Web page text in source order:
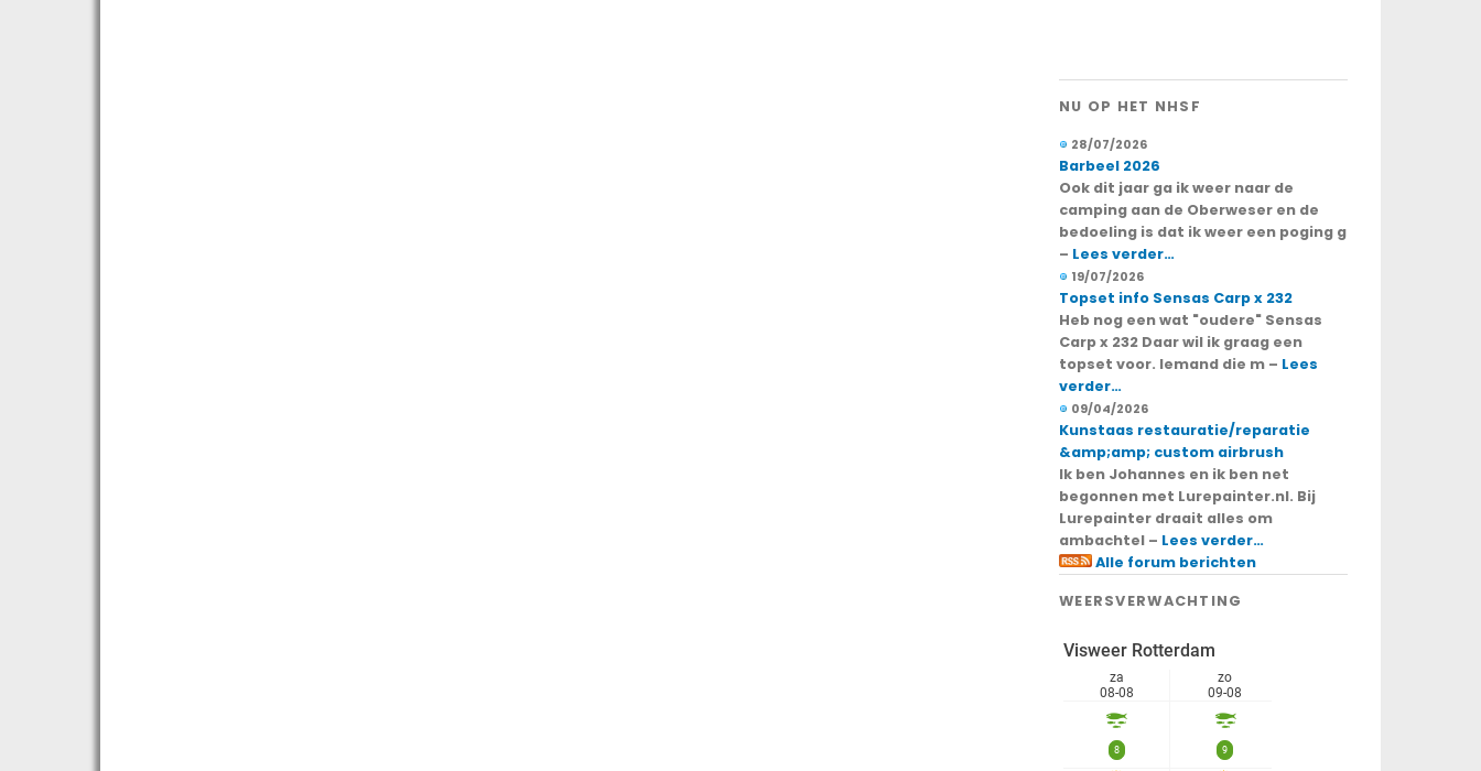
NU OP HET NHSF
28/07/2026
Barbeel 2026
Ook dit jaar ga ik weer naar de
camping aan de Oberweser en de
bedoeling is dat ik weer een poging g
– Lees verder…
19/07/2026
Topset info Sensas Carp x 232
Heb nog een wat "oudere" Sensas
Carp x 232 Daar wil ik graag een
topset voor. Iemand die m – Lees
verder…
09/04/2026
Kunstaas restauratie/reparatie
&amp;amp; custom airbrush
Ik ben Johannes en ik ben net
begonnen met Lurepainter.nl. Bij
Lurepainter draait alles om
ambachtel – Lees verder…
Alle forum berichten
WEERSVERWACHTING